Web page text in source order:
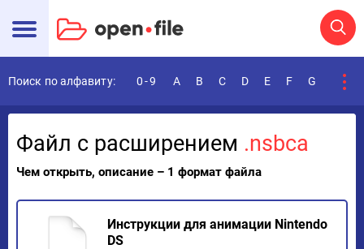
Поиск по алфавиту: 0-9 A B C D E F G
Файл с расширением .nsbca
Чем открыть, описание – 1 формат файла
Инструкции для анимации Nintendo
DS